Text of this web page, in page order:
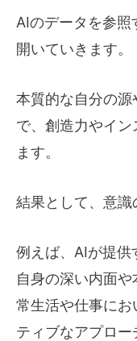
AIのデータを参照
開いていきます。
本質的な自分の源
で、創造力やイン
ます。
結果として、意識
例えば、AIが提供
自身の深い内面
常生活や仕事にお
ティブなアプロー